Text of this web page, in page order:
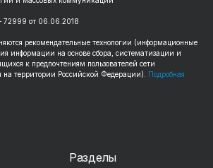
от 06.06.2018
рекомендательные технологии (информационные
информации на основе сбора, систематизации и
к предпочтениям пользователей сети
на территории Российской Федерации).
Подробная
Разделы